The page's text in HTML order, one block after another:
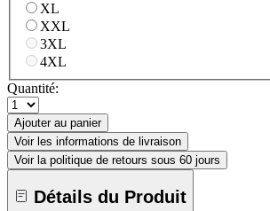
XL
XXL
3XL
4XL
Quantité:
Ajouter au panier
Voir les informations de livraison
Voir la politique de retours sous 60 jours
Détails du Produit